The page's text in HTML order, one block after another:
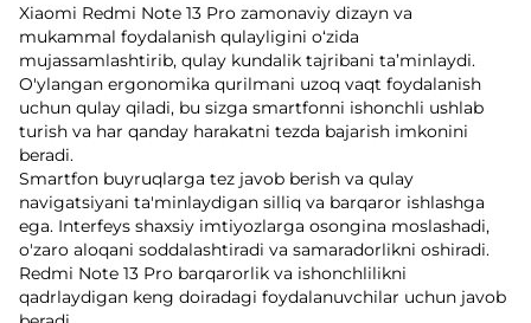
Xiaomi Redmi Note 13 Pro zamonaviy dizayn va
mukammal foydalanish qulayligini o‘zida
mujassamlashtirib, qulay kundalik tajribani ta’minlaydi.
O'ylangan ergonomika qurilmani uzoq vaqt foydalanish
uchun qulay qiladi, bu sizga smartfonni ishonchli ushlab
turish va har qanday harakatni tezda bajarish imkonini
beradi.
Smartfon buyruqlarga tez javob berish va qulay
navigatsiyani ta'minlaydigan silliq va barqaror ishlashga
ega. Interfeys shaxsiy imtiyozlarga osongina moslashadi,
o'zaro aloqani soddalashtiradi va samaradorlikni oshiradi.
Redmi Note 13 Pro barqarorlik va ishonchlilikni
qadrlaydigan keng doiradagi foydalanuvchilar uchun javob